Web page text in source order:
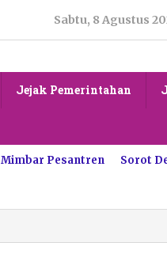
Sabtu, 8 Agustus
Jejak Pemerintahan
Mimbar Pesantren Sorot